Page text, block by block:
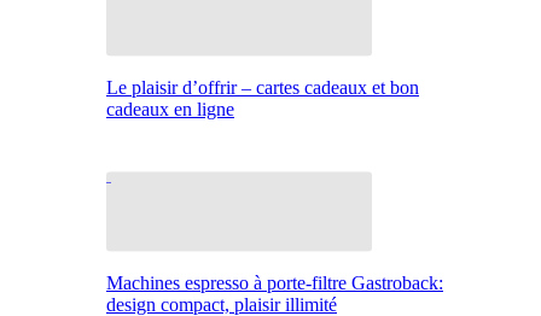
Le plaisir d’offrir – cartes cadeaux et bon
cadeaux en ligne
Machines espresso à porte-filtre Gastroback:
design compact, plaisir illimité